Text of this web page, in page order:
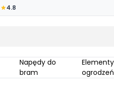
4.8
Napędy do
bram
Elementy bram i
ogrodzeń